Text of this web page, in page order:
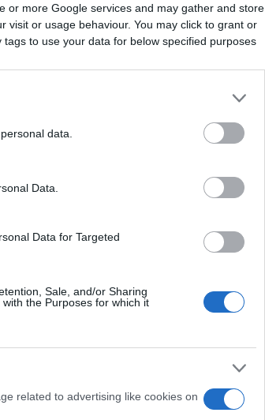
or more Google services and may gather and store
visit or usage behaviour. You may click to grant or
to use your data for below specified purposes
data.
Data.
Data for Targeted
Sale, and/or Sharing
the Purposes for which it
related to advertising like cookies on
di questi
una spesa
stati investiti
280